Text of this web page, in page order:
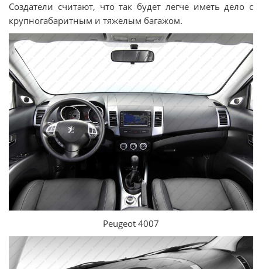
Создатели считают, что так будет легче иметь дело с
крупногабаритным и тяжелым багажом.
Peugeot 4007